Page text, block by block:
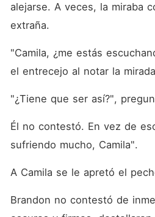
alejarse. A veces, la miraba
extraña.
"Camila, ¿me estás
el entrecejo al notar la
"¿Tiene que ser así?",
Él no contestó. En vez de
sufriendo mucho, Camila".
A Camila se le apretó el
Brandon no contestó de